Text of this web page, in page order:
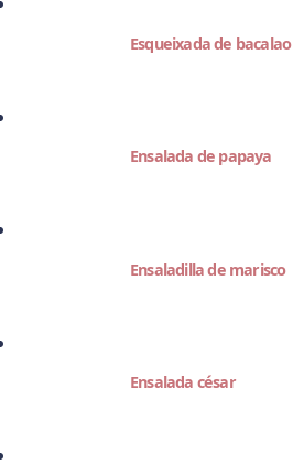
Esqueixada de bacalao
Ensalada de papaya
Ensaladilla de marisco
Ensalada césar